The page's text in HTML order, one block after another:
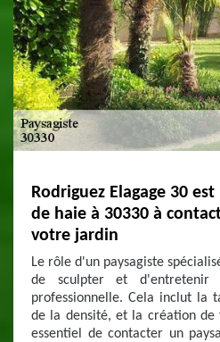
Rodriguez Elagage 30
de haie à 30330 à
votre jardin
Le rôle d'un paysagiste
de sculpter et d'entretenir
professionnelle. Cela inclut la
de la densité, et la création de
essentiel de contacter un